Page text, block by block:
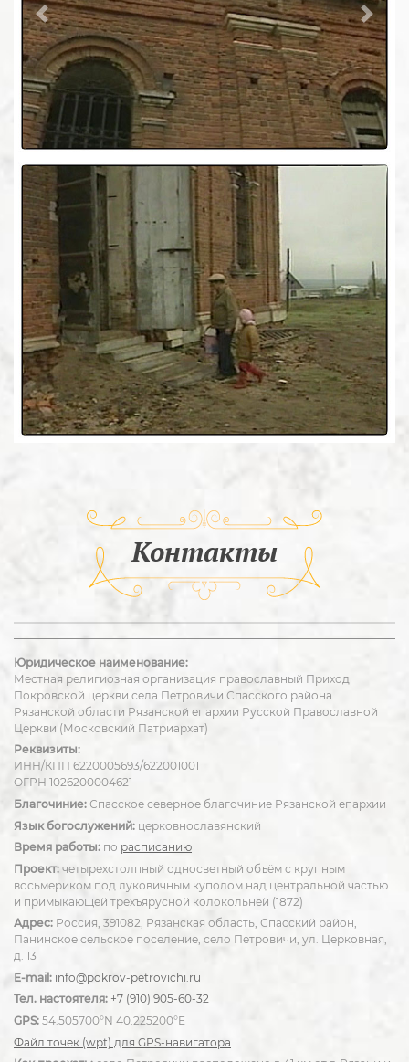
Previous Next
Контакты
Юридическое наименование:
Местная религиозная организация православный Приход
Покровской церкви села Петровичи Спасского района
Рязанской области Рязанской епархии Русской Православной
Церкви (Московский Патриархат)
Реквизиты:
ИНН/КПП 6220005693/622001001
ОГРН 1026200004621
Благочиние: Спасское северное благочиние Рязанской епархии
Язык богослужений: церковнославянский
Время работы: по расписанию
Проект: четырехстолпный односветный объём с крупным
восьмериком под луковичным куполом над центральной частью
и примыкающей трехъярусной колокольней (1872)
Адрес: Россия, 391082, Рязанская область, Спасский район,
Панинское сельское поселение, село Петровичи, ул. Церковная,
д. 13
E-mail: info@pokrov-petrovichi.ru
Тел. настоятеля: +7 (910) 905-60-32
GPS: 54.505700°N 40.225200°E
Файл точек (wpt) для GPS-навигатора